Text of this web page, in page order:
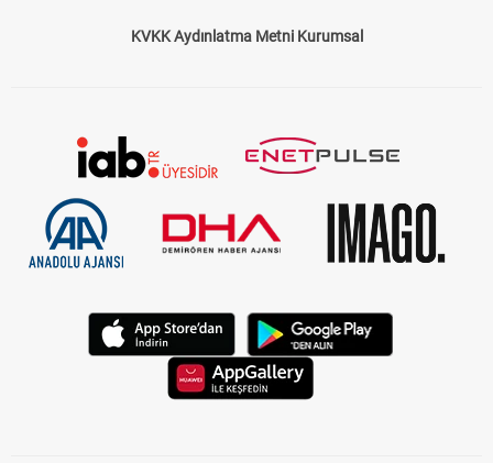
KVKK Aydınlatma Metni Kurumsal